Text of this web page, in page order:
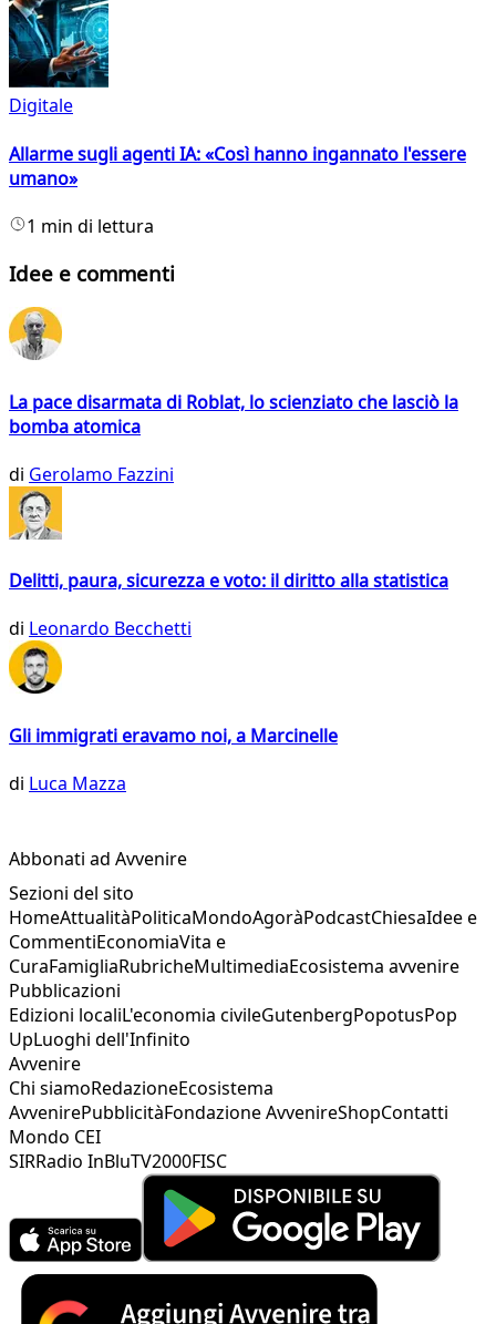
Digitale
Allarme sugli agenti IA: «Così hanno ingannato l'essere
umano»
1 min di lettura
Idee e commenti
La pace disarmata di Roblat, lo scienziato che lasciò la
bomba atomica
di Gerolamo Fazzini
Delitti, paura, sicurezza e voto: il diritto alla statistica
di Leonardo Becchetti
Gli immigrati eravamo noi, a Marcinelle
di Luca Mazza
Abbonati ad Avvenire
Sezioni del sito
HomeAttualitàPoliticaMondoAgoràPodcastChiesaIdee e
CommentiEconomiaVita e
CuraFamigliaRubricheMultimediaEcosistema avvenire
Pubblicazioni
Edizioni localiL'economia civileGutenbergPopotusPop
UpLuoghi dell'Infinito
Avvenire
Chi siamoRedazioneEcosistema
AvvenirePubblicitàFondazione AvvenireShopContatti
Mondo CEI
SIRRadio InBluTV2000FISC